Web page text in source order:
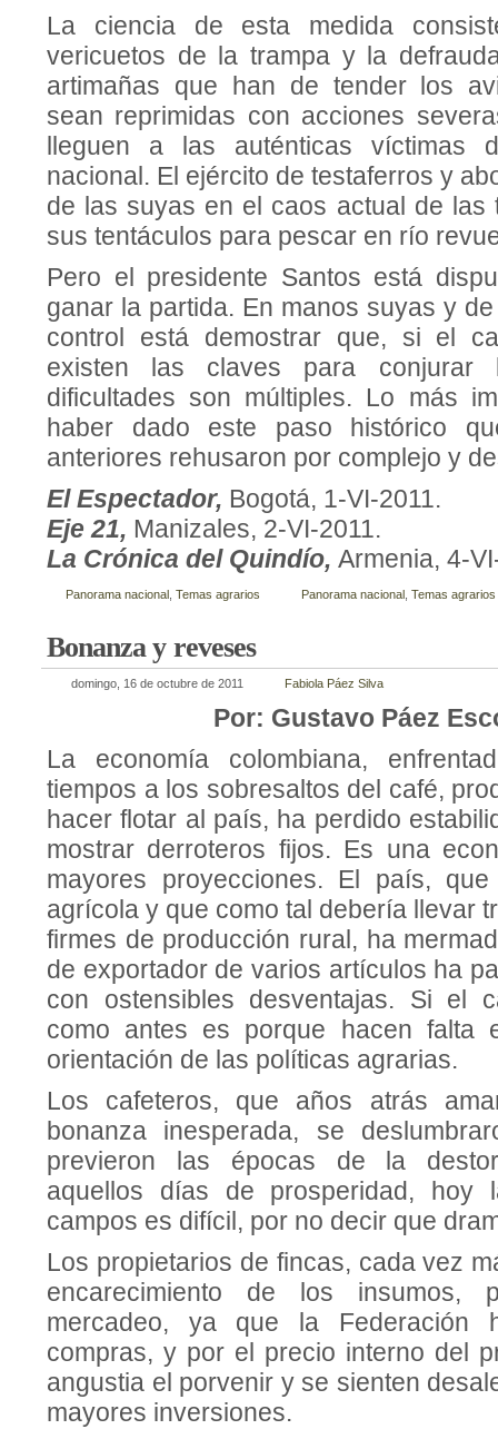
La ciencia de esta medida
vericuetos de la trampa y la
artimañas que han de tender los
sean reprimidas con acciones
lleguen a las auténticas víctimas
nacional. El ejército de testaferros y
de las suyas en el caos actual de las
sus tentáculos para pescar en río
Pero el presidente Santos está
ganar la partida. En manos suyas y
control está demostrar que, si el
existen las claves para conjurar
dificultades son múltiples. Lo más
haber dado este paso histórico
anteriores rehusaron por complejo y
El Espectador, Bogotá, 1-VI-2011.
Eje 21, Manizales, 2-VI-2011.
La Crónica del Quindío, Armenia, 4-
Panorama nacional Temas agrarios Panorama nacional Temas agrarios
Bonanza y reveses
domingo, 16 de octubre de 2011 Fabiola Páez Silva
Por: Gustavo Páez
La economía colombiana,
tiempos a los sobresaltos del café,
hacer flotar al país, ha perdido
mostrar derroteros fijos. Es una
mayores proyecciones. El país,
agrícola y que como tal de­bería llevar
firmes de producción rural, ha
de exportador de varios artículos ha
con ostensibles desventajas. Si el
como antes es porque hacen falta
orientación de las políticas agrarias.
Los cafeteros, que años atrás
bonanza inesperada, se
previeron las épocas de la
aquellos días de prosperidad, hoy
campos es difícil, por no decir que
Los propietarios de fincas, cada vez
encarecimiento de los
mercadeo, ya que la Federación
compras, y por el precio interno del
angustia el porvenir y se sienten
mayores inversiones.